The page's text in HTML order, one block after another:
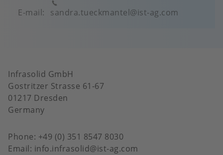
E-mail
sandra.tueckmantel@ist-ag.com
Infrasolid GmbH
Gostritzer Strasse 61-67
01217 Dresden
Germany
Phone: +49 (0) 351 8547 8030
Email: info.infrasolid@ist-ag.com